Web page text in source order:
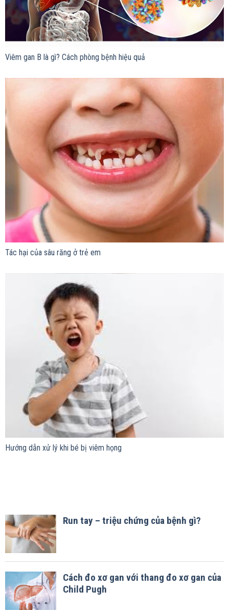
Viêm gan B là gì? Cách phòng bệnh hiệu quả
Tác hại của sâu răng ở trẻ em
Hướng dẫn xử lý khi bé bị viêm họng